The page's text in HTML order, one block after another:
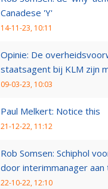
Canadese 'Y'
14-11-23, 10:11
Opinie: De
staatsagent bij KLM zijn
09-03-23, 10:03
Paul Melkert: Notice this
21-12-22, 11:12
Rob Somsen: Schiphol
door interimmanager
22-10-22, 12:10